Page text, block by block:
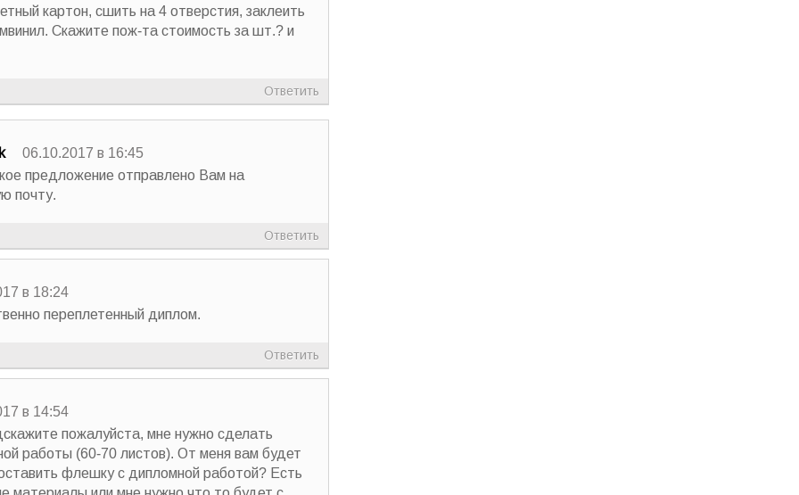
картон, сшить на 4 отверстия, заклеить
Скажите пож-та стоимость за шт.? и
Ответить
06.10.2017 в 16:45
предложение отправлено Вам на
почту.
Ответить
в 18:24
переплетенный диплом.
Ответить
в 14:54
пожалуйста, мне нужно сделать
работы (60-70 листов). От меня вам будет
флешку с дипломной работой? Есть